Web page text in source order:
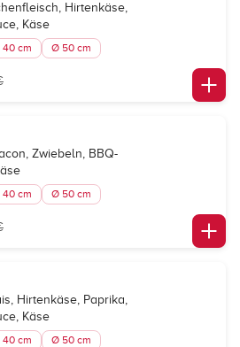
Hirtenkäse,
Käse
cm Ø 50 cm
Zwiebeln, BBQ-
cm Ø 50 cm
Hirtenkäse, Paprika,
Käse
cm Ø 50 cm